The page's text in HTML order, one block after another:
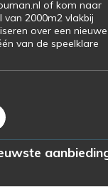
of kom naar
2000m2 vlakbij
over een nieuwe
van de speelklare